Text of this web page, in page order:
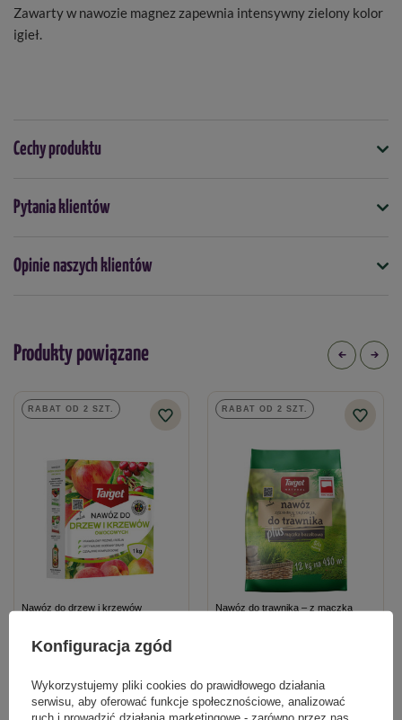
Zawarty w nawozie magnez zapewnia intensywny zielony kolor
igieł.
Cechy produktu
Symbol
5901875004191
kwiecień maj czerwiec
Typ nawozu
Pytania klientów
Opinie naszych klientów
Produkty powiązane
RABAT OD 2 SZT.
Nawóz do drzew i krzewów
18,69 zł
RABAT OD 2 SZT.
Nawóz do trawnika – z mączką
Konfiguracja zgód
Wykorzystujemy pliki cookies do prawidłowego działania
serwisu, aby oferować funkcje społecznościowe, analizować
ruch i prowadzić działania marketingowe - zarówno przez nas,